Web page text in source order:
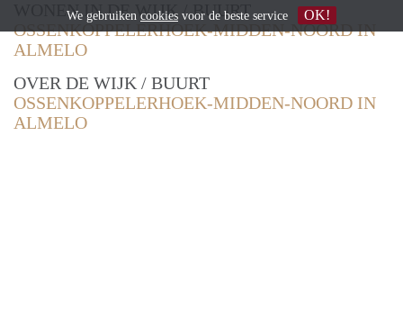
WONEN IN DE WIJK / BUURT
OSSENKOPPELERHOEK-MIDDEN-NOORD IN
ALMELO
OVER DE WIJK / BUURT
OSSENKOPPELERHOEK-MIDDEN-NOORD IN
ALMELO
We gebruiken cookies voor de beste service OK!